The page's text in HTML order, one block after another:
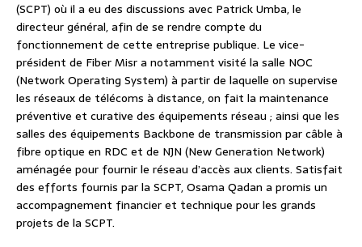
(SCPT) où il a eu des discussions avec Patrick Umba, le
directeur général, afin de se rendre compte du
fonctionnement de cette entreprise publique. Le vice-
président de Fiber Misr a notamment visité la salle NOC
(Network Operating System) à partir de laquelle on supervise
les réseaux de télécoms à distance, on fait la maintenance
préventive et curative des équipements réseau ; ainsi que les
salles des équipements Backbone de transmission par câble à
fibre optique en RDC et de NJN (New Generation Network)
aménagée pour fournir le réseau d’accès aux clients. Satisfait
des efforts fournis par la SCPT, Osama Qadan a promis un
accompagnement financier et technique pour les grands
projets de la SCPT.